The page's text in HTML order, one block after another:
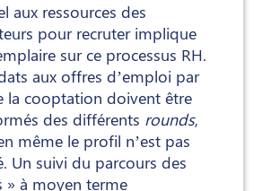
aux ressources des
pour recruter implique
sur ce processus RH.
aux offres d’emploi par
la cooptation doivent être
des différents rounds,
même le profil n’est pas
Un suivi du parcours des
» à moyen terme